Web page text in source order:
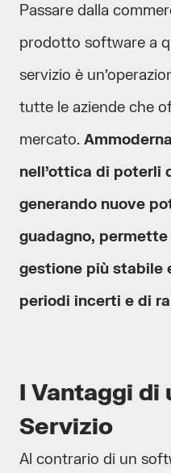
Passare dalla
prodotto software a
servizio è
tutte le aziende che
mercato.
nell’ottica di poterli
generando nuove
guadagno,
gestione più stabile
periodi incerti e di
I Vantaggi di
Servizio
Al contrario di un